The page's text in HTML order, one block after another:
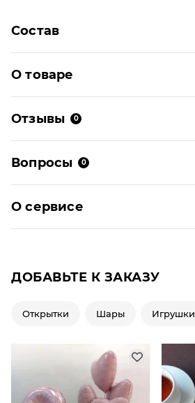
Состав
О товаре
Отзывы 0
Вопросы 0
О сервисе
ДОБАВЬТЕ К ЗАКАЗУ
Открытки Шары Игрушки